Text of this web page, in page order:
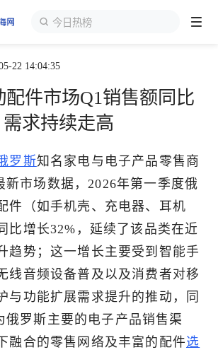
今日热榜
22 14:04:35
件市场Q1销售额同比
求持续走高
罗斯知名家电与电子产品零售商
新市场数据，2026年第一季度俄
件（如手机壳、充电器、耳机
比增长32%，延续了该品类在近
趋势；这一增长主要受到智能手
线音频设备普及以及消费者对移
与功能扩展需求提升的推动，同
俄罗斯主要的电子产品销售渠
融合的零售网络及丰富的配件选